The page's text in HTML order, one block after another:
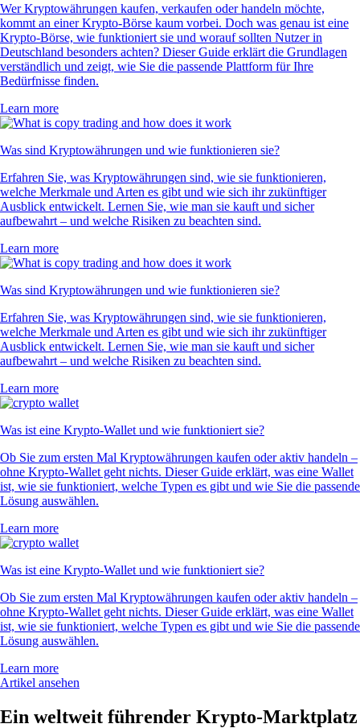
Wer Kryptowährungen kaufen, verkaufen oder handeln möchte,
kommt an einer Krypto-Börse kaum vorbei. Doch was genau ist eine
Krypto-Börse, wie funktioniert sie und worauf sollten Nutzer in
Deutschland besonders achten? Dieser Guide erklärt die Grundlagen
verständlich und zeigt, wie Sie die passende Plattform für Ihre
Bedürfnisse finden.
Learn more
Was sind Kryptowährungen und wie funktionieren sie?
Erfahren Sie, was Kryptowährungen sind, wie sie funktionieren,
welche Merkmale und Arten es gibt und wie sich ihr zukünftiger
Ausblick entwickelt. Lernen Sie, wie man sie kauft und sicher
aufbewahrt – und welche Risiken zu beachten sind.
Learn more
Was sind Kryptowährungen und wie funktionieren sie?
Erfahren Sie, was Kryptowährungen sind, wie sie funktionieren,
welche Merkmale und Arten es gibt und wie sich ihr zukünftiger
Ausblick entwickelt. Lernen Sie, wie man sie kauft und sicher
aufbewahrt – und welche Risiken zu beachten sind.
Learn more
Was ist eine Krypto-Wallet und wie funktioniert sie?
Ob Sie zum ersten Mal Kryptowährungen kaufen oder aktiv handeln –
ohne Krypto-Wallet geht nichts. Dieser Guide erklärt, was eine Wallet
ist, wie sie funktioniert, welche Typen es gibt und wie Sie die passende
Lösung auswählen.
Learn more
Was ist eine Krypto-Wallet und wie funktioniert sie?
Ob Sie zum ersten Mal Kryptowährungen kaufen oder aktiv handeln –
ohne Krypto-Wallet geht nichts. Dieser Guide erklärt, was eine Wallet
ist, wie sie funktioniert, welche Typen es gibt und wie Sie die passende
Lösung auswählen.
Learn more
Artikel ansehen
Ein weltweit führender Krypto-Marktplatz